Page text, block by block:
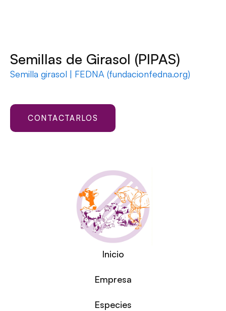
Semillas de Girasol (PIPAS)
Semilla girasol | FEDNA (fundacionfedna.org)
CONTACTARLOS
Inicio
Empresa
Especies